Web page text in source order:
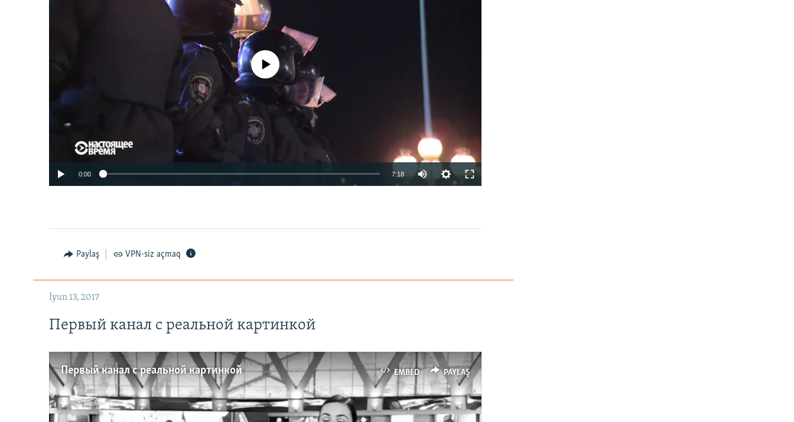
No media source currently available
0:00 7:18
Paylaş VPN-siz açmaq
İyun 13, 2017
Первый канал с реальной картинкой
EMBED PAYLAŞ
Первый канал с реальной картинкой